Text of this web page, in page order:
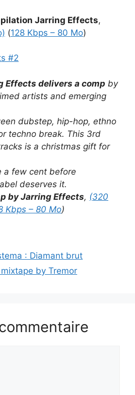
Jarring Effects,
(128 Kbps – 80 Mo)
#2
Effects delivers a comp by
artists and emerging
dubstep, hip-hop, ethno
techno break. This 3rd
is a christmas gift for
a few cent before
deserves it.
by Jarring Effects, (320
Kbps – 80 Mo)
: Diamant brut
by Tremor